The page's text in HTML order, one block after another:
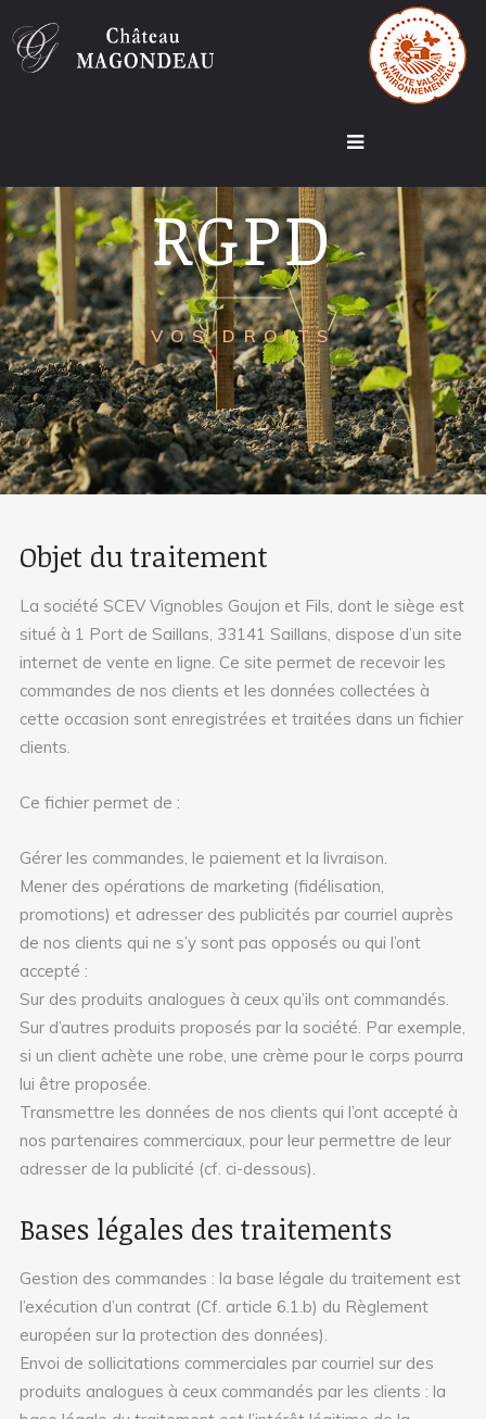
RGPD
VOS DROITS
Objet du traitement
La société SCEV Vignobles Goujon et Fils, dont le siège est
situé à 1 Port de Saillans, 33141 Saillans, dispose d’un site
internet de vente en ligne. Ce site permet de recevoir les
commandes de nos clients et les données collectées à
cette occasion sont enregistrées et traitées dans un fichier
clients.
Ce fichier permet de :
Gérer les commandes, le paiement et la livraison.
Mener des opérations de marketing (fidélisation,
promotions) et adresser des publicités par courriel auprès
de nos clients qui ne s’y sont pas opposés ou qui l’ont
accepté :
Sur des produits analogues à ceux qu’ils ont commandés.
Sur d’autres produits proposés par la société. Par exemple,
si un client achète une robe, une crème pour le corps pourra
lui être proposée.
Transmettre les données de nos clients qui l’ont accepté à
nos partenaires commerciaux, pour leur permettre de leur
adresser de la publicité (cf. ci-dessous).
Bases légales des traitements
Gestion des commandes : la base légale du traitement est
l’exécution d’un contrat (Cf. article 6.1.b) du Règlement
européen sur la protection des données).
Envoi de sollicitations commerciales par courriel sur des
produits analogues à ceux commandés par les clients : la